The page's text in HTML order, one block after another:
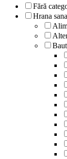
Fără
Hrana